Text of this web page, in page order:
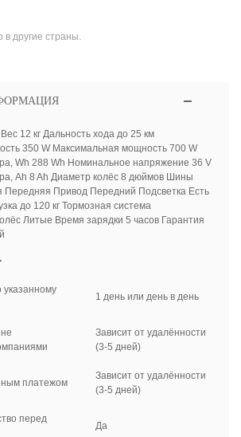
другие страны.
12 кг Дальность хода до 25 км
350 W Максимальная мощность 700 W
Wh 288 Wh Номинальное напряжение 36 V
Ah 8 Ah Диаметр колёс 8 дюймов Шины
Привод Передний Подсветка Есть
до 120 кг Тормозная система
Литые Время зарядки 5 часов Гарантия
указанному
1 день или день в день
Зависит от удалённости
(3-5 дней)
платежом
Зависит от удалённости
(3-5 дней)
перед
Да